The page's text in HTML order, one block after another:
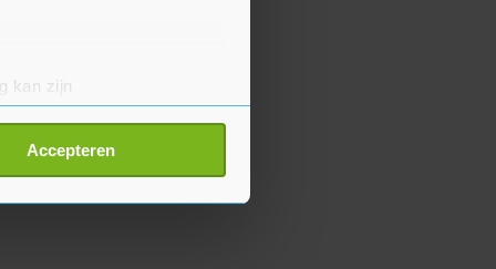
kan zijn
detailgedeelte
Accepteren